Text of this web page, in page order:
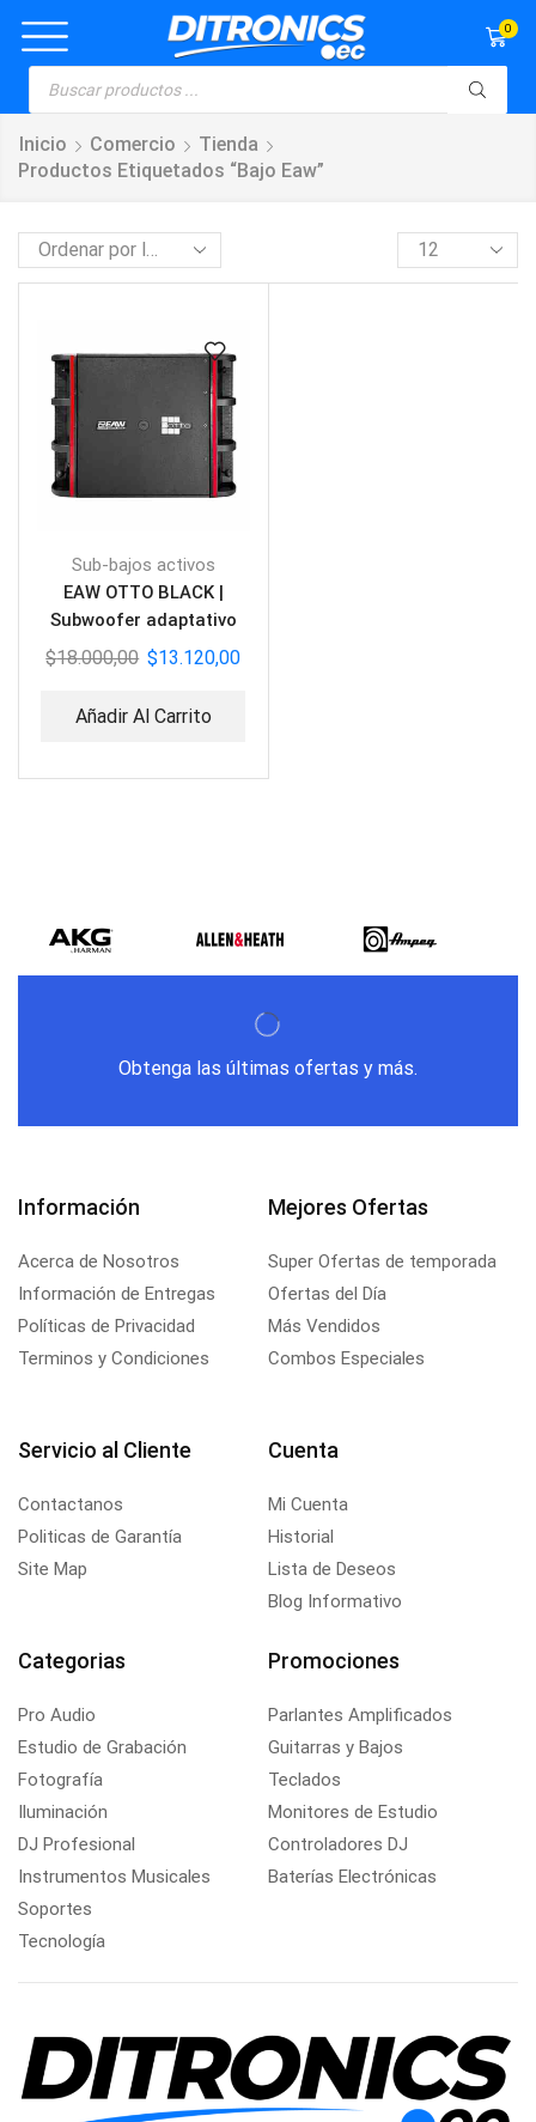
0
Inicio Comercio
Tienda
Productos Etiquetados “bajo Eaw”
Sub-bajos activos
EAW OTTO BLACK |
Subwoofer adaptativo
$18.000,00 $13.120,00
Añadir Al Carrito
Obtenga las últimas ofertas y más.
Información
Acerca de Nosotros
Información de Entregas
Políticas de Privacidad
Terminos y Condiciones
Mejores Ofertas
Super Ofertas de temporada
Ofertas del Día
Más Vendidos
Combos Especiales
Servicio al Cliente
Contactanos
Politicas de Garantía
Site Map
Cuenta
Mi Cuenta
Historial
Lista de Deseos
Blog Informativo
Categorias
Pro Audio
Estudio de Grabación
Fotografía
Iluminación
DJ Profesional
Instrumentos Musicales
Soportes
Tecnología
Promociones
Parlantes Amplificados
Guitarras y Bajos
Teclados
Monitores de Estudio
Controladores DJ
Baterías Electrónicas